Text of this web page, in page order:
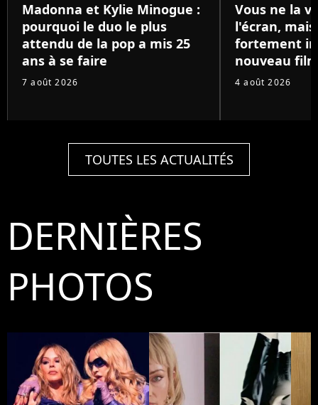
Madonna et Kylie Minogue :
pourquoi le duo le plus
attendu de la pop a mis 25
ans à se faire
7 août 2026
Vous ne la
l'écran,
fortement
nouveau
4 août 2026
TOUTES LES ACTUALITÉS
DERNIÈRES
PHOTOS